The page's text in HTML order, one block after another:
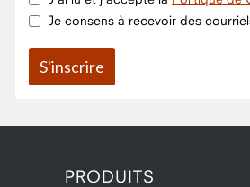
Je consens à recevoir des
PRODUITS